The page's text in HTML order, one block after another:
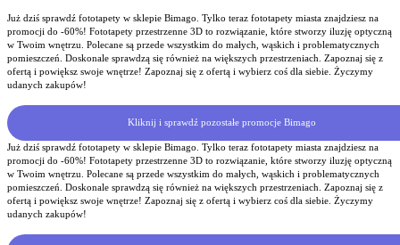
Już dziś sprawdź fototapety w sklepie Bimago. Tylko teraz fototapety miasta znajdziesz na
promocji do -60%! Fototapety przestrzenne 3D to rozwiązanie, które stworzy iluzję optyczną
w Twoim wnętrzu. Polecane są przede wszystkim do małych, wąskich i problematycznych
pomieszczeń. Doskonale sprawdzą się również na większych przestrzeniach. Zapoznaj się z
ofertą i powiększ swoje wnętrze! Zapoznaj się z ofertą i wybierz coś dla siebie. Życzymy
udanych zakupów!
Kliknij i sprawdź pozostałe promocje Bimago
Już dziś sprawdź fototapety w sklepie Bimago. Tylko teraz fototapety miasta znajdziesz na
promocji do -60%! Fototapety przestrzenne 3D to rozwiązanie, które stworzy iluzję optyczną
w Twoim wnętrzu. Polecane są przede wszystkim do małych, wąskich i problematycznych
pomieszczeń. Doskonale sprawdzą się również na większych przestrzeniach. Zapoznaj się z
ofertą i powiększ swoje wnętrze! Zapoznaj się z ofertą i wybierz coś dla siebie. Życzymy
udanych zakupów!